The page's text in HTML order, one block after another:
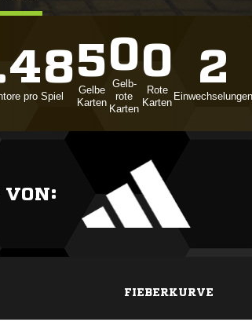
pro Spiel
5
Gelbe
Karten
0
Gelb-
rote
Karten
0
Rote
Karten
2
Einwechselungen
VON:
FIEBERKURVE